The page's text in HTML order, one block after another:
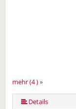
mehr (4 ) »
Details